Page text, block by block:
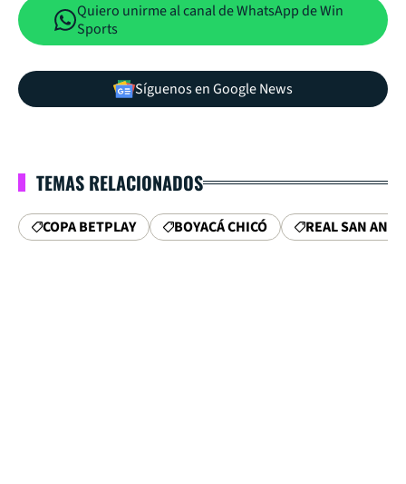
Quiero unirme al canal de WhatsApp de Win
Sports
Síguenos en Google News
TEMAS RELACIONADOS
COPA BETPLAY BOYACÁ CHICÓ REAL SAN